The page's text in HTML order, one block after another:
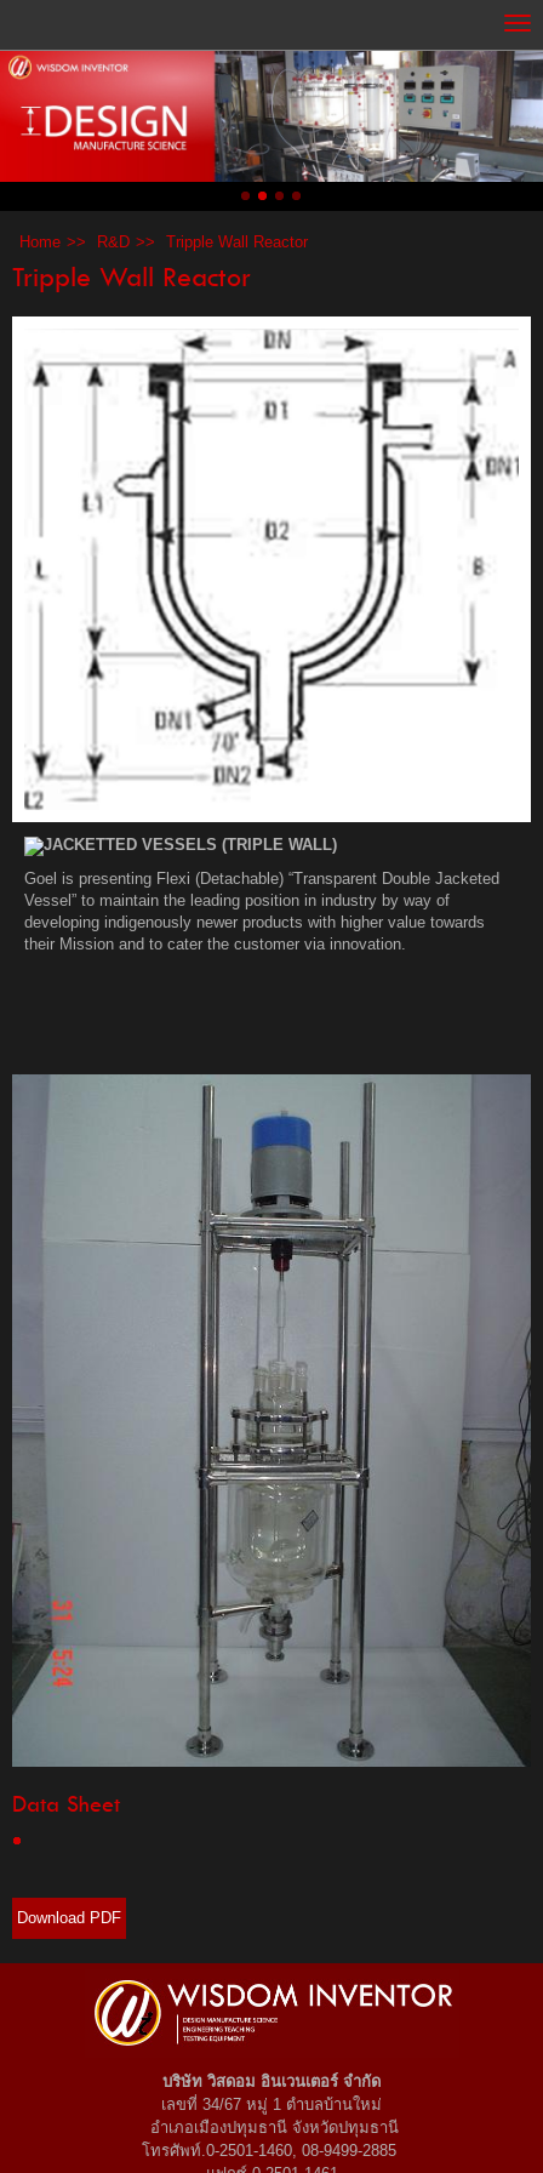
Home R&D Tripple Wall Reactor
Tripple Wall Reactor
JACKETTED VESSELS (TRIPLE WALL)
Goel is presenting Flexi (Detachable) “Transparent Double Jacketed
Vessel” to maintain the leading position in industry by way of
developing indigenously newer products with higher value towards
their Mission and to cater the customer via innovation.
Data Sheet
Download PDF
บริษัท วิสดอม อินเวนเตอร์ จำกัด
เลขที่ 34/67 หมู่ 1 ตำบลบ้านใหม่
อำเภอเมืองปทุมธานี จังหวัดปทุมธานี
โทรศัพท์.0-2501-1460, 08-9499-2885